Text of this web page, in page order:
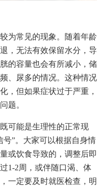
为常见的现象。随着年龄
，无法有效保留水分，导
的容量也会有所减小，储
、尿多的情况。这种情况
，但如果症状过于严重，
题。
可能是生理性的正常现
”。大家可以根据自身情
或饮食导致的，调整后即
1-2周，或伴随口渴、体
一定要及时就医检查，明